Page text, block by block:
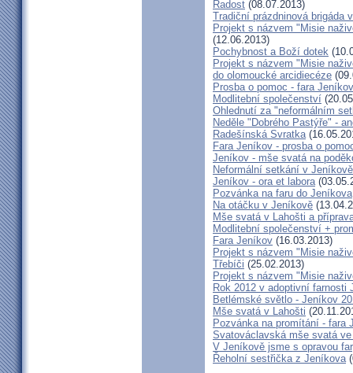
Radost (08.07.2013)
Tradiční prázdninová brigáda
Projekt s názvem "Misie
(12.06.2013)
Pochybnost a Boží dotek
Projekt s názvem "Misie
do olomoucké arcidiecéze
Prosba o pomoc - fara Jeníkov
Modlitební společenství
Ohlednutí za "neformálním
Neděle "Dobrého Pastýře" -
Radešínská Svratka
Fara Jeníkov - prosba o
Jeníkov - mše svatá na
Neformální setkání v
Jeníkov - ora et labora
Pozvánka na faru do Jeníkova
Na otáčku v Jeníkově
Mše svatá v Lahošti a
Modlitební společenství +
Fara Jeníkov (16.03.2013)
Projekt s názvem "Misie
Třebíči (25.02.2013)
Projekt s názvem "Misie
Rok 2012 v adoptivní farnosti
Betlémské světlo - Jeníkov
Mše svatá v Lahošti
Pozvánka na promítání - fara
Svatováclavská mše svatá
V Jeníkově jsme s opravou
Řeholní sestřička z Jeníkova